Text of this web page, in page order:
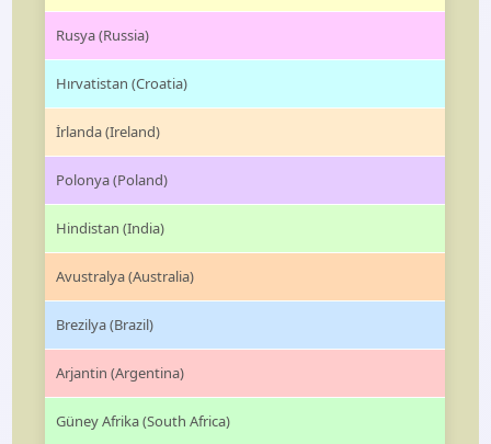
Rusya (Russia)
Hırvatistan (Croatia)
İrlanda (Ireland)
Polonya (Poland)
Hindistan (India)
Avustralya (Australia)
Brezilya (Brazil)
Arjantin (Argentina)
Güney Afrika (South Africa)